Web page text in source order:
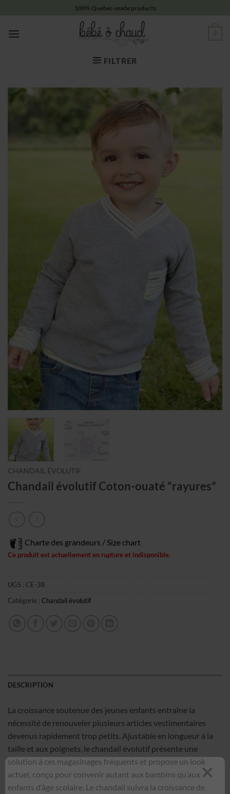
contenu
100% Quebec-made products
FILTRER
CHANDAIL ÉVOLUTIF
Chandail évolutif Coton-ouaté “rayures”
Charte des grandeurs / Size chart
Ce produit est actuellement en rupture et indisponible.
UGS : CE-38
Catégorie : Chandail évolutif
DESCRIPTION
La croissance soutenue des jeunes enfants entraîne la
nécessité de renouveler plusieurs articles vestimentaires
devenus rapidement trop petits. Ajustable en longueur à la
taille et aux poignets, le chandail évolutif présente une
solution à ces magasinages fréquents et propose un look
actuel, conçu pour convenir autant aux bambins qu’aux
enfants d’âge scolaire. Le chandail suivra la croissance de